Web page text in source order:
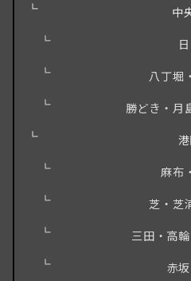
中
八丁堀
勝どき・月
麻布
芝・芝
三田・高
赤